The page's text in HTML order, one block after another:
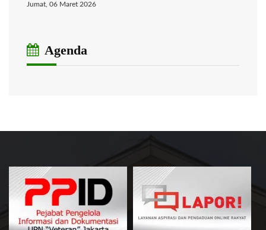
Jumat, 06 Maret 2026
Agenda